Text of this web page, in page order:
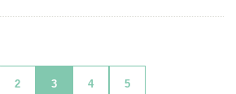
2 3 4 5